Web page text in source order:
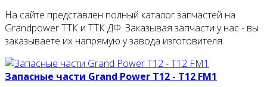
На сайте представлен полный каталог запчастей на
Grandpower ТТК и ТТК ДФ. Заказывая запчасти у нас - вы
заказываете их напрямую у завода изготовителя.
Запасные части Grand Power T12 - T12 FM1